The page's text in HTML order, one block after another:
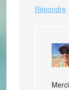
Répondre